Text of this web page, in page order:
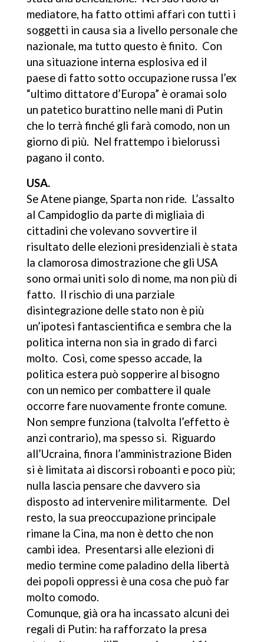
mediatore, ha fatto ottimi affari con tutti i
soggetti in causa sia a livello personale che
nazionale, ma tutto questo è finito. Con
una situazione interna esplosiva ed il
paese di fatto sotto occupazione russa l’ex
“ultimo dittatore d’Europa” è oramai solo
un patetico burattino nelle mani di Putin
che lo terrà finché gli farà comodo, non un
giorno di più. Nel frattempo i bielorussi
pagano il conto.
USA.
Se Atene piange, Sparta non ride. L’assalto
al Campidoglio da parte di migliaia di
cittadini che volevano sovvertire il
risultato delle elezioni presidenziali è stata
la clamorosa dimostrazione che gli USA
sono ormai uniti solo di nome, ma non più di
fatto. Il rischio di una parziale
disintegrazione delle stato non è più
un’ipotesi fantascientifica e sembra che la
politica interna non sia in grado di farci
molto. Così, come spesso accade, la
politica estera può sopperire al bisogno
con un nemico per combattere il quale
occorre fare nuovamente fronte comune.
Non sempre funziona (talvolta l’effetto è
anzi contrario), ma spesso si. Riguardo
all’Ucraina, finora l’amministrazione Biden
si è limitata ai discorsi roboanti e poco più;
nulla lascia pensare che davvero sia
disposto ad intervenire militarmente. Del
resto, la sua preoccupazione principale
rimane la Cina, ma non è detto che non
cambi idea. Presentarsi alle elezioni di
medio termine come paladino della libertà
dei popoli oppressi è una cosa che può far
molto comodo.
Comunque, già ora ha incassato alcuni dei
regali di Putin: ha rafforzato la presa